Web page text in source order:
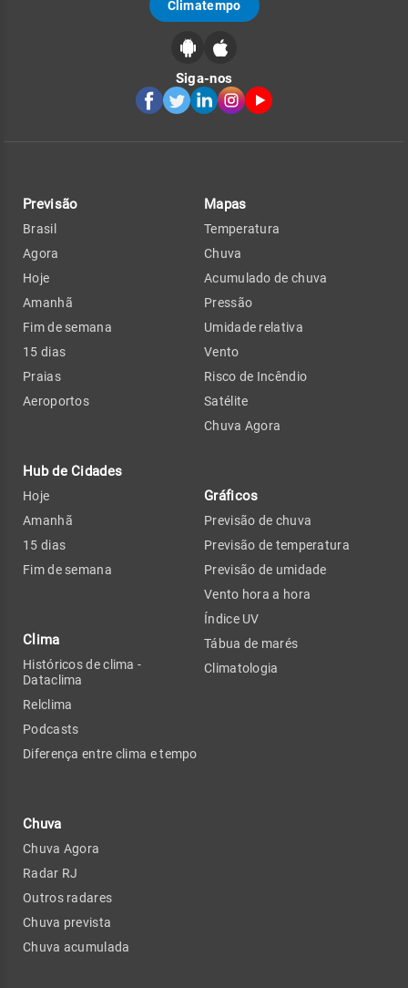
Climatempo
Siga-nos
Previsão
Brasil
Agora
Hoje
Amanhã
Fim de semana
15 dias
Praias
Aeroportos
Hub de Cidades
Hoje
Amanhã
15 dias
Fim de semana
Clima
Históricos de clima -
Dataclima
Relclima
Podcasts
Diferença entre clima e tempo
Chuva
Chuva Agora
Radar RJ
Outros radares
Chuva prevista
Chuva acumulada
Mapas
Temperatura
Chuva
Acumulado de chuva
Pressão
Umidade relativa
Vento
Risco de Incêndio
Satélite
Chuva Agora
Gráficos
Previsão de chuva
Previsão de temperatura
Previsão de umidade
Vento hora a hora
Índice UV
Tábua de marés
Climatologia